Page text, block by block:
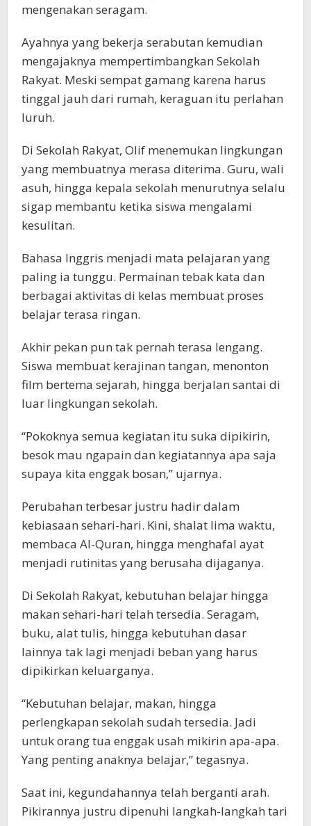
mengenakan seragam.
Ayahnya yang bekerja serabutan kemudian
mengajaknya mempertimbangkan Sekolah
Rakyat. Meski sempat gamang karena harus
tinggal jauh dari rumah, keraguan itu perlahan
luruh.
Di Sekolah Rakyat, Olif menemukan lingkungan
yang membuatnya merasa diterima. Guru, wali
asuh, hingga kepala sekolah menurutnya selalu
sigap membantu ketika siswa mengalami
kesulitan.
Bahasa Inggris menjadi mata pelajaran yang
paling ia tunggu. Permainan tebak kata dan
berbagai aktivitas di kelas membuat proses
belajar terasa ringan.
Akhir pekan pun tak pernah terasa lengang.
Siswa membuat kerajinan tangan, menonton
film bertema sejarah, hingga berjalan santai di
luar lingkungan sekolah.
“Pokoknya semua kegiatan itu suka dipikirin,
besok mau ngapain dan kegiatannya apa saja
supaya kita enggak bosan,” ujarnya.
Perubahan terbesar justru hadir dalam
kebiasaan sehari-hari. Kini, shalat lima waktu,
membaca Al-Quran, hingga menghafal ayat
menjadi rutinitas yang berusaha dijaganya.
Di Sekolah Rakyat, kebutuhan belajar hingga
makan sehari-hari telah tersedia. Seragam,
buku, alat tulis, hingga kebutuhan dasar
lainnya tak lagi menjadi beban yang harus
dipikirkan keluarganya.
“Kebutuhan belajar, makan, hingga
perlengkapan sekolah sudah tersedia. Jadi
untuk orang tua enggak usah mikirin apa-apa.
Yang penting anaknya belajar,” tegasnya.
Saat ini, kegundahannya telah berganti arah.
Pikirannya justru dipenuhi langkah-langkah tari